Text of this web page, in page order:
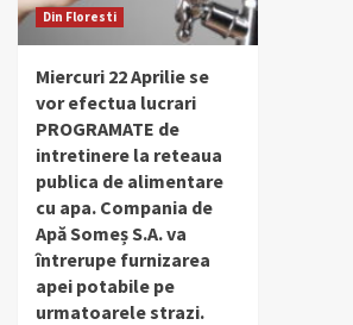
Din Floresti
Miercuri 22 Aprilie se
vor efectua lucrari
PROGRAMATE de
intretinere la reteaua
publica de alimentare
cu apa. Compania de
Apă Someș S.A. va
întrerupe furnizarea
apei potabile pe
urmatoarele strazi.